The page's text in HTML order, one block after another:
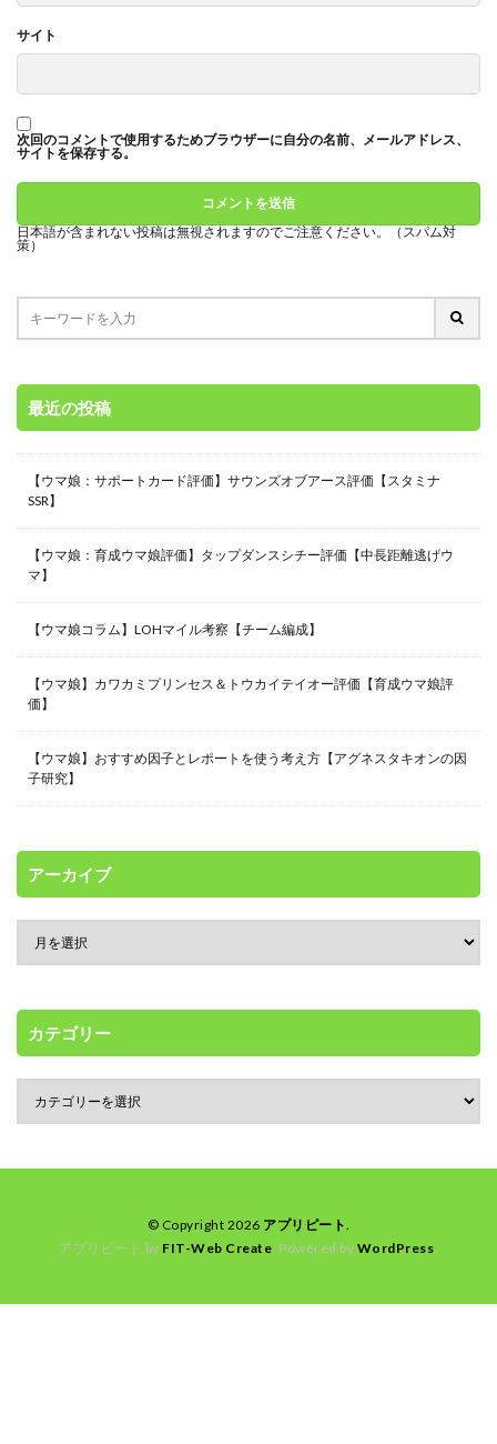
サイト
次回のコメントで使用するためブラウザーに自分の名前、メールアドレス、
サイトを保存する。
日本語が含まれない投稿は無視されますのでご注意ください。（スパム対
策）
最近の投稿
【ウマ娘：サポートカード評価】サウンズオブアース評価【スタミナ
SSR】
【ウマ娘：育成ウマ娘評価】タップダンスシチー評価【中長距離逃げウ
マ】
【ウマ娘コラム】LOHマイル考察【チーム編成】
【ウマ娘】カワカミプリンセス＆トウカイテイオー評価【育成ウマ娘評
価】
【ウマ娘】おすすめ因子とレポートを使う考え方【アグネスタキオンの因
子研究】
アーカイブ
カテゴリー
© Copyright 2026 アプリピート
アプリピート by FIT-Web Create . Powered by WordPress